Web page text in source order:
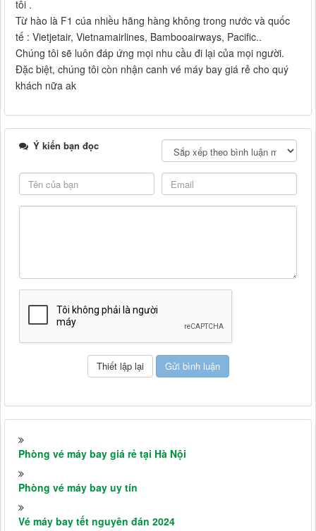
tôi .
Từ hào là F1 cúa nhiều hãng hàng không trong nước và quốc
tế : Vietjetair, Vietnamairlines, Bambooairways, Pacific..
Chúng tôi sẽ luôn đáp ứng mọi nhu cầu đi lại của mọi người.
Đặc biệt, chúng tôi còn nhận canh vé máy bay giá rẻ cho quý
khách nữa ak
Ý kiến bạn đọc
Phòng vé máy bay giá rẻ tại Hà Nội
Phòng vé máy bay uy tín
Vé máy bay tết nguyên đán 2024